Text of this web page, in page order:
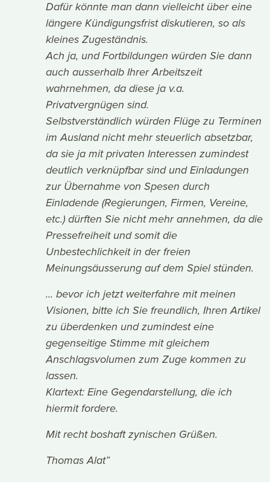
Dafür könnte man dann vielleicht über eine
längere Kündigungsfrist diskutieren, so als
kleines Zugeständnis.
Ach ja, und Fortbildungen würden Sie dann
auch ausserhalb Ihrer Arbeitszeit
wahrnehmen, da diese ja v.a.
Privatvergnügen sind.
Selbstverständlich würden Flüge zu Terminen
im Ausland nicht mehr steuerlich absetzbar,
da sie ja mit privaten Interessen zumindest
deutlich verknüpfbar sind und Einladungen
zur Übernahme von Spesen durch
Einladende (Regierungen, Firmen, Vereine,
etc.) dürften Sie nicht mehr annehmen, da die
Pressefreiheit und somit die
Unbestechlichkeit in der freien
Meinungsäusserung auf dem Spiel stünden.
... bevor ich jetzt weiterfahre mit meinen
Visionen, bitte ich Sie freundlich, Ihren Artikel
zu überdenken und zumindest eine
gegenseitige Stimme mit gleichem
Anschlagsvolumen zum Zuge kommen zu
lassen.
Klartext: Eine Gegendarstellung, die ich
hiermit fordere.
Mit recht boshaft zynischen Grüßen.
Thomas Alat”